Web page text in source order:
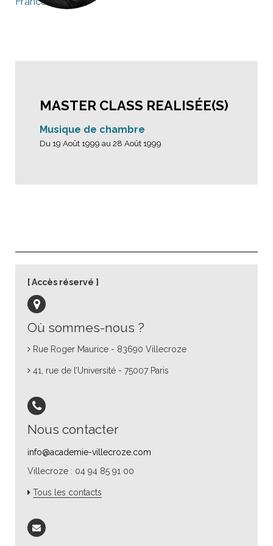
MASTER CLASS REALISÉE(S)
Musique de chambre
Du 19 Août 1999 au 28 Août 1999
Où sommes-nous ?
Rue Roger Maurice - 83690 Villecroze
41, rue de l’Université - 75007 Paris
Nous contacter
info@academie-villecroze.com
Villecroze : 04 94 85 91 00
Tous les contacts
Accès réservé